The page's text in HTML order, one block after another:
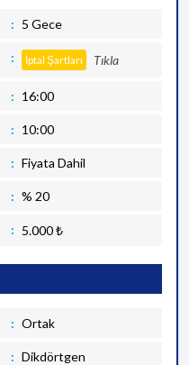
5 Gece
İptal Şartları Tıkla
16:00
10:00
Fiyata Dahil
% 20
5.000 ₺
Ortak
Dikdörtgen